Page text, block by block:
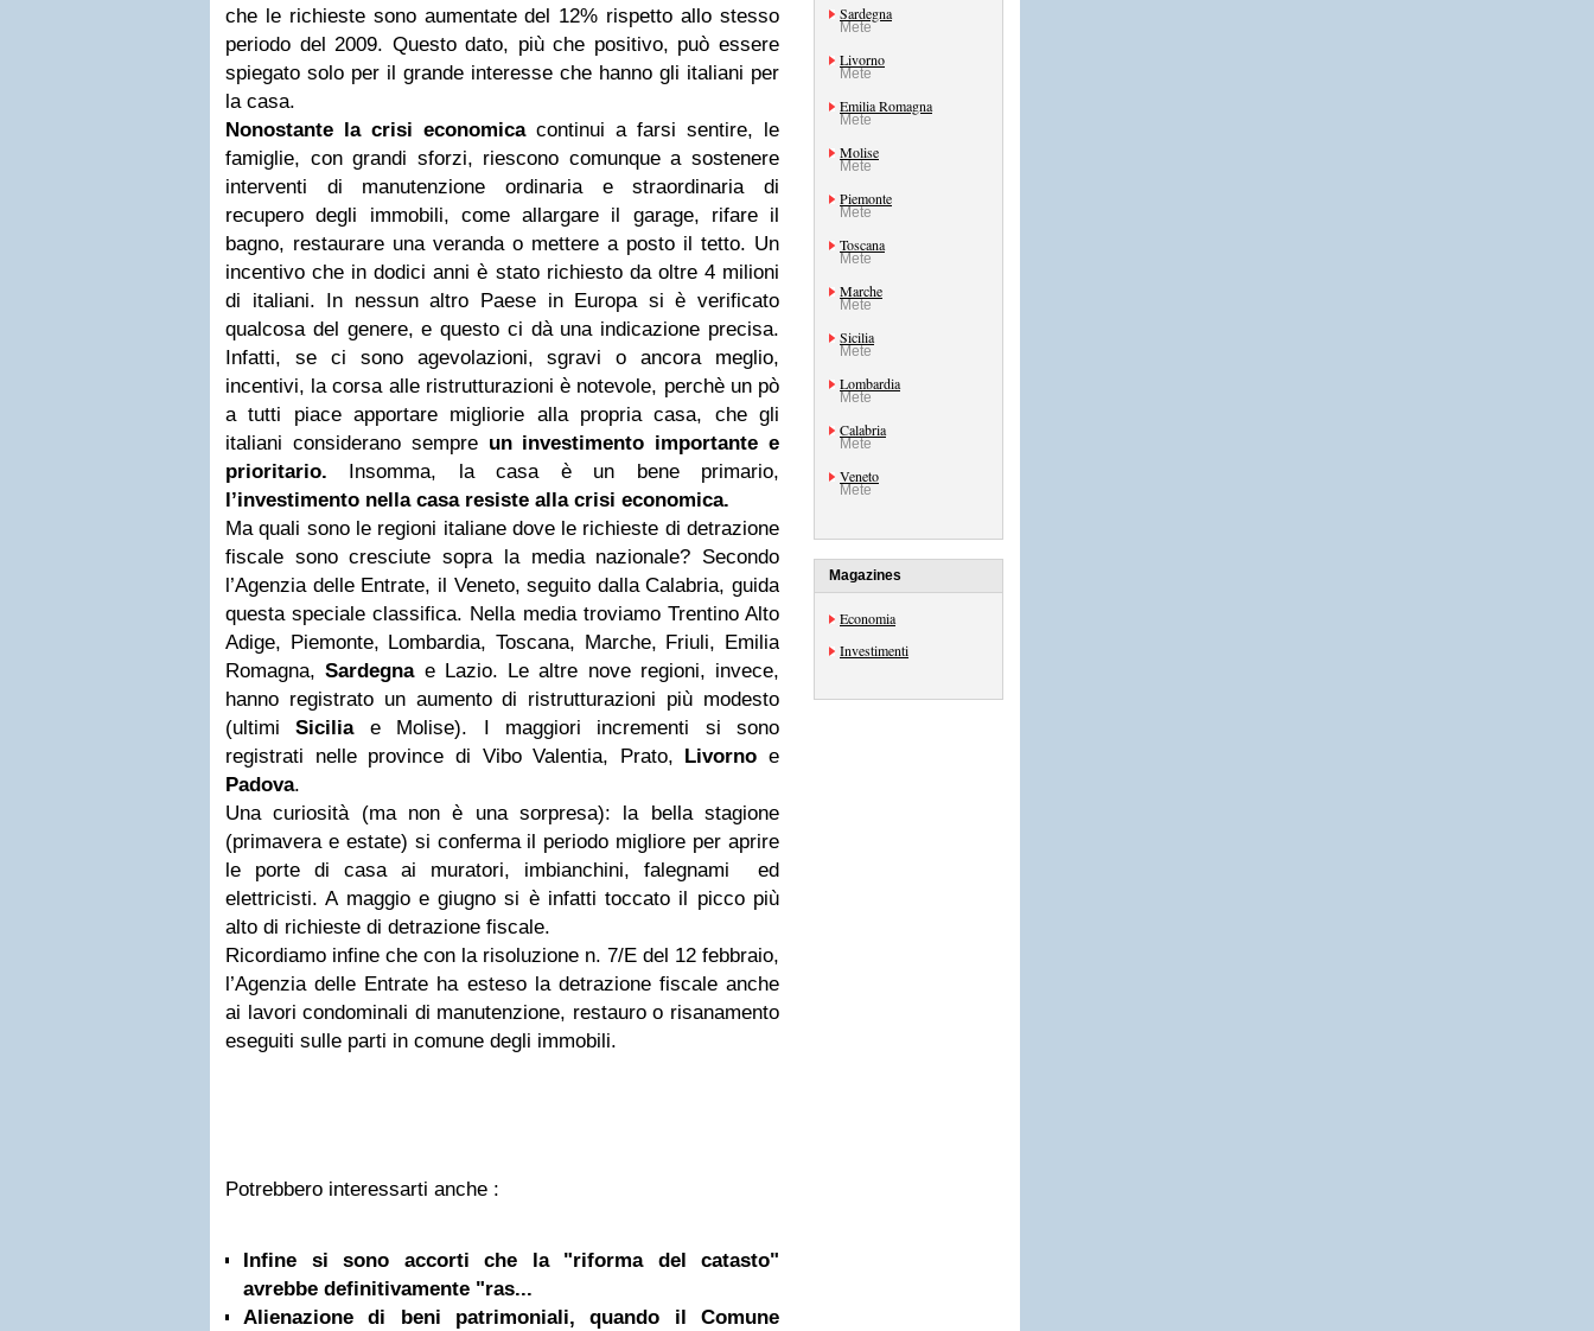
che le richieste sono aumentate del 12% rispetto allo stesso
periodo del 2009. Questo dato, più che positivo, può essere
spiegato solo per il grande interesse che hanno gli italiani per
la casa.
Nonostante la crisi economicacontinui a farsi sentire, le
famiglie, con grandi sforzi, riescono comunque a sostenere
interventi di manutenzione ordinaria e straordinaria di
recupero degli immobili, come allargare il garage, rifare il
bagno, restaurare una veranda o mettere a posto il tetto. Un
incentivo che in dodici anni è stato richiesto da oltre 4 milioni
di italiani. In nessun altro Paese in Europa si è verificato
qualcosa del genere, e questo ci dà una indicazione precisa.
Infatti, se ci sono agevolazioni, sgravi o ancora meglio,
incentivi, la corsa alle ristrutturazioni è notevole, perchè un pò
a tutti piace apportare migliorie alla propria casa, che gli
italiani considerano sempre un investimento importante e
prioritario. Insomma, la casa è un bene primario,
l’investimento nella casa resiste alla crisi economica.
Ma quali sono le regioni italiane dove le richieste di detrazione
fiscale sono cresciute sopra la media nazionale? Secondo
l’Agenzia delle Entrate, il Veneto, seguito dalla Calabria, guida
questa speciale classifica. Nella media troviamo Trentino Alto
Adige, Piemonte, Lombardia, Toscana, Marche, Friuli, Emilia
Romagna,Sardegnae Lazio. Le altre nove regioni, invece,
hanno registrato un aumento di ristrutturazioni più modesto
(ultimiSiciliae Molise). I maggiori incrementi si sono
registrati nelle province di Vibo Valentia, Prato, Livorno e
Padova.
Una curiosità (ma non è una sorpresa): la bella stagione
(primavera e estate) si conferma il periodo migliore per aprire
le porte di casa ai muratori, imbianchini, falegnami ed
elettricisti. A maggio e giugno si è infatti toccato il picco più
alto di richieste di detrazione fiscale.
Ricordiamo infine che con la risoluzione n. 7/E del 12 febbraio,
l’Agenzia delle Entrate ha esteso la detrazione fiscale anche
ai lavori condominali di manutenzione, restauro o risanamento
eseguiti sulle parti in comune degli immobili.
Potrebbero interessarti anche :
Infine si sono accorti che la "riforma del catasto"
avrebbe definitivamente "ras...
Alienazione di beni patrimoniali, quando il Comune
Sardegna
Mete
Livorno
Mete
Emilia Romagna
Mete
Molise
Mete
Piemonte
Mete
Toscana
Mete
Marche
Mete
Sicilia
Mete
Lombardia
Mete
Calabria
Mete
Veneto
Mete
Magazines
Economia
Investimenti